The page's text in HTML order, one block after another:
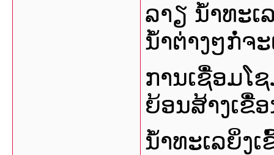
ລາຽ ນໍ້າທະ
ນໍ້າຕ່າງໆກໍ່ຈ
ການເຊືໍ່ອມໂ
ຍ້ອນສ້າງເຂືໍ່
ນໍ້າທະເລຍິ່ງ